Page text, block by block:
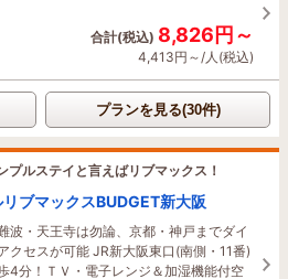
合計(税込) 8,826円～
4,413円～/人(税込)
プランを見る(30件)
ルステイと言えばリブマックス！
ブマックスBUDGET新大阪
波・天王寺は勿論、京都・神戸までダイ
クセスが可能 JR新大阪東口(南側・11番)
4分！ＴＶ・電子レンジ＆加湿機能付空